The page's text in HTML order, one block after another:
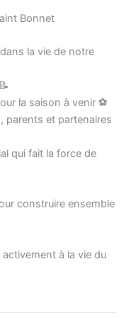
Bonnet
la vie de notre
la saison à venir ⚽
parents et partenaires
qui fait la force de
construire ensemble
à la vie du